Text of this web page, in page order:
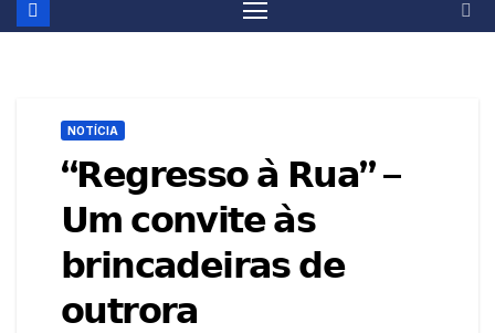
NOTÍCIA
“𝗥𝗲𝗴𝗿𝗲𝘀𝘀𝗼 𝗮̀ 𝗥𝘂𝗮” –
𝗨𝗺 𝗰𝗼𝗻𝘃𝗶𝘁𝗲 𝗮̀𝘀
𝗯𝗿𝗶𝗻𝗰𝗮𝗱𝗲𝗶𝗿𝗮𝘀 𝗱𝗲
𝗼𝘂𝘁𝗿𝗼𝗿𝗮